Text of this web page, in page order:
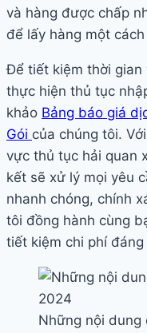
và hàng được chấp
để lấy hàng một
Để tiết kiệm thời gian
thực hiện thủ tục
khảo Bảng báo giá
Gói của chúng tôi.
vực thủ tục hải quan
kết sẽ xử lý mọi yêu
nhanh chóng, chính
tôi đồng hành cùng
tiết kiệm chi phí đáng
Những nội dung